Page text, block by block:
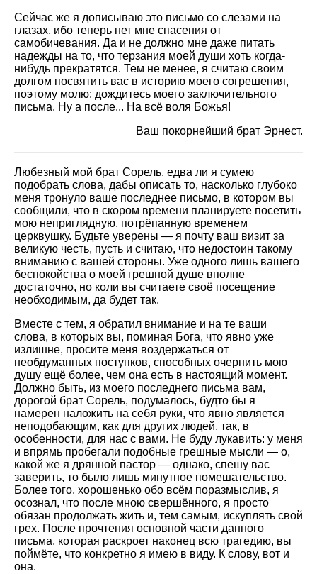
Сейчас же я дописываю это письмо со слезами на
глазах, ибо теперь нет мне спасения от
самобичевания. Да и не должно мне даже питать
надежды на то, что терзания моей души хоть когда-
нибудь прекратятся. Тем не менее, я считаю своим
долгом посвятить вас в историю моего согрешения,
поэтому молю: дождитесь моего заключительного
письма. Ну а после... На всё воля Божья!
Ваш покорнейший брат Эрнест.
Любезный мой брат Сорель, едва ли я сумею
подобрать слова, дабы описать то, насколько глубоко
меня тронуло ваше последнее письмо, в котором вы
сообщили, что в скором времени планируете посетить
мою неприглядную, потрёпанную временем
церквушку. Будьте уверены — я почту ваш визит за
великую честь, пусть и считаю, что недостоин такому
вниманию с вашей стороны. Уже одного лишь вашего
беспокойства о моей грешной душе вполне
достаточно, но коли вы считаете своё посещение
необходимым, да будет так.
Вместе с тем, я обратил внимание и на те ваши
слова, в которых вы, поминая Бога, что явно уже
излишне, просите меня воздержаться от
необдуманных поступков, способных очернить мою
душу ещё более, чем она есть в настоящий момент.
Должно быть, из моего последнего письма вам,
дорогой брат Сорель, подумалось, будто бы я
намерен наложить на себя руки, что явно является
неподобающим, как для других людей, так, в
особенности, для нас с вами. Не буду лукавить: у меня
и впрямь пробегали подобные грешные мысли — о,
какой же я дрянной пастор — однако, спешу вас
заверить, то было лишь минутное помешательство.
Более того, хорошенько обо всём поразмыслив, я
осознал, что после мною свершённого, я просто
обязан продолжать жить и, тем самым, искуплять свой
грех. После прочтения основной части данного
письма, которая раскроет наконец всю трагедию, вы
поймёте, что конкретно я имею в виду. К слову, вот и
она.